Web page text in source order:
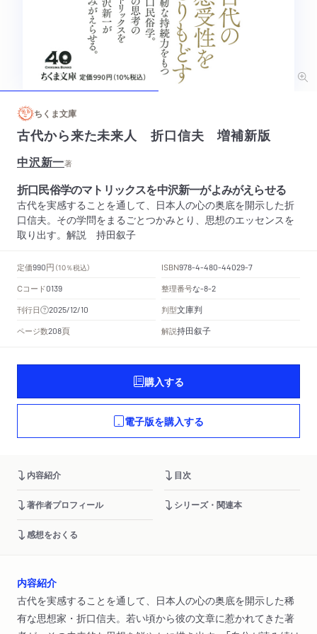
ちくま文庫
古代から来た未来人 折口信夫 増補新版
中沢新一著
折口民俗学のマトリックスを中沢新一がよみがえらせる
古代を実感することを通して、日本人の心の奥底を開示した折
口信夫。その学問をまるごとつかみとり、思想のエッセンスを
取り出す。解説 持田叙子
定価990円 （10％税込） ISBN978-4-480-44029-7
Cコード0139 整理番号な-8-2
刊行日 2025/12/10 判型文庫判
ページ数208頁 解説持田叙子
購入する
電子版を購入する
内容紹介 目次
著作者プロフィール シリーズ・関連本
感想をおくる
内容紹介
古代を実感することを通して、日本人の心の奥底を開示した稀
有な思想家・折口信夫。若い頃から彼の文章に惹かれてきた著